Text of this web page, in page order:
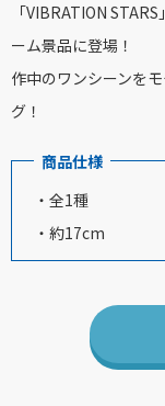
「VIBRATION
ーム景品に登場！
作中のワンシーンを
グ！
商品仕様
・全1種
・約17cm